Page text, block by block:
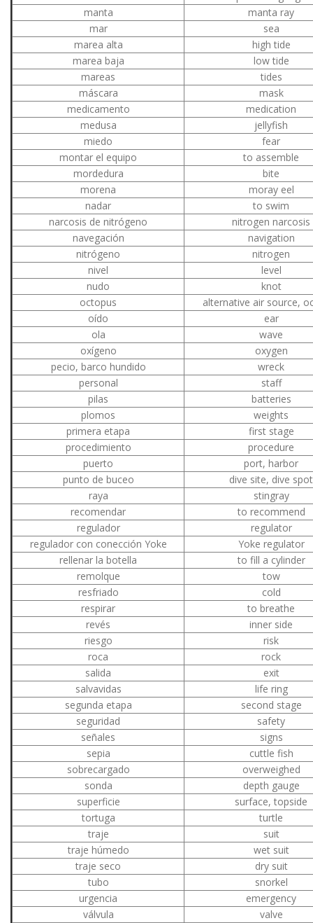
manta
manta ray
mar
sea
marea alta
high tide
marea baja
low tide
mareas
tides
máscara
mask
medicamento
medication
medusa
jellyfish
miedo
fear
montar el equipo
to assemble
mordedura
bite
morena
moray eel
nadar
to swim
narcosis de nitrógeno
nitrogen narcosis
navegación
navigation
nitrógeno
nitrogen
nivel
level
nudo
knot
octopus
alternative air source,
oído
ear
ola
wave
oxígeno
oxygen
pecio, barco hundido
wreck
personal
staff
pilas
batteries
plomos
weights
primera etapa
first stage
procedimiento
procedure
puerto
port, harbor
punto de buceo
dive site, dive spot
raya
stingray
recomendar
to recommend
regulador
regulator
regulador con conección Yoke
Yoke regulator
rellenar la botella
to fill a cylinder
remolque
tow
resfriado
cold
respirar
to breathe
revés
inner side
riesgo
risk
roca
rock
salida
exit
salvavidas
life ring
segunda etapa
second stage
seguridad
safety
señales
signs
sepia
cuttle fish
sobrecargado
overweighed
sonda
depth gauge
superficie
surface, topside
tortuga
turtle
traje
suit
traje húmedo
wet suit
traje seco
dry suit
tubo
snorkel
urgencia
emergency
válvula
valve